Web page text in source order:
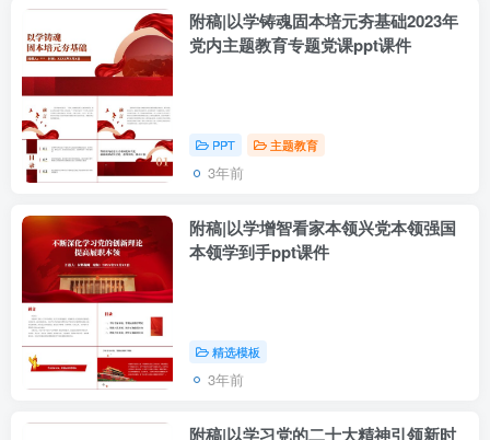
附稿|以学铸魂固本培元夯基础2023年
党内主题教育专题党课ppt课件
PPT 主题教育
3年前
附稿|以学增智看家本领兴党本领强国
本领学到手ppt课件
精选模板
3年前
附稿|以学习党的二十大精神引领新时